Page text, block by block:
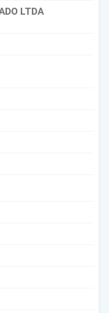
LTDA